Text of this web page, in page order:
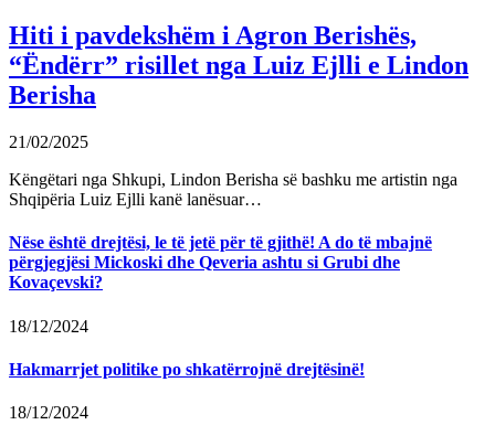
Hiti i pavdekshëm i Agron Berishës,
“Ëndërr” risillet nga Luiz Ejlli e Lindon
Berisha
21/02/2025
Këngëtari nga Shkupi, Lindon Berisha së bashku me artistin nga
Shqipëria Luiz Ejlli kanë lanësuar…
Nëse është drejtësi, le të jetë për të gjithë! A do të mbajnë
përgjegjësi Mickoski dhe Qeveria ashtu si Grubi dhe
Kovaçevski?
18/12/2024
Hakmarrjet politike po shkatërrojnë drejtësinë!
18/12/2024